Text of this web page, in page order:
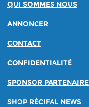
QUI SOMMES NOUS
ANNONCER
CONTACT
CONFIDENTIALITÉ
SPONSOR PARTENAIRE
SHOP RÉCIFAL NEWS